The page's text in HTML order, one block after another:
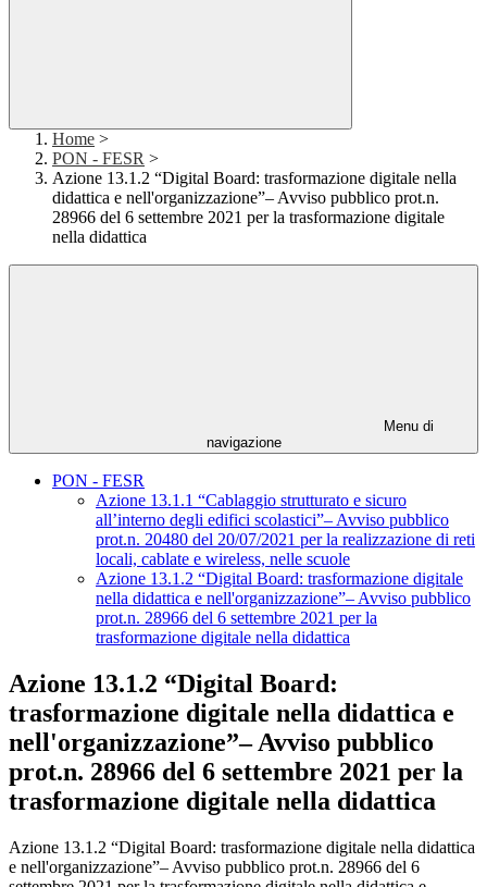
Home >
PON - FESR >
Azione 13.1.2 “Digital Board: trasformazione digitale nella
didattica e nell'organizzazione”– Avviso pubblico prot.n.
28966 del 6 settembre 2021 per la trasformazione digitale
nella didattica
Menu di
navigazione
PON - FESR
Azione 13.1.1 “Cablaggio strutturato e sicuro
all’interno degli edifici scolastici”– Avviso pubblico
prot.n. 20480 del 20/07/2021 per la realizzazione di reti
locali, cablate e wireless, nelle scuole
Azione 13.1.2 “Digital Board: trasformazione digitale
nella didattica e nell'organizzazione”– Avviso pubblico
prot.n. 28966 del 6 settembre 2021 per la
trasformazione digitale nella didattica
Azione 13.1.2 “Digital Board:
trasformazione digitale nella didattica e
nell'organizzazione”– Avviso pubblico
prot.n. 28966 del 6 settembre 2021 per la
trasformazione digitale nella didattica
Azione 13.1.2 “Digital Board: trasformazione digitale nella didattica
e nell'organizzazione”– Avviso pubblico prot.n. 28966 del 6